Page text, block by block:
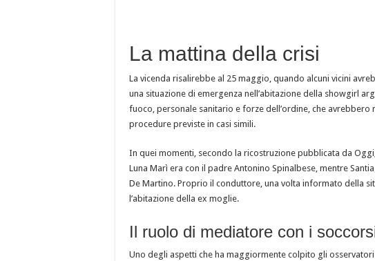
La mattina della crisi
La vicenda risalirebbe al 25 maggio, quando alcuni vicini
una situazione di emergenza nell’abitazione della showgirl
fuoco, personale sanitario e forze dell’ordine, che avrebbero
procedure previste in casi simili.
In quei momenti, secondo la ricostruzione pubblicata da
Luna Marì era con il padre Antonino Spinalbese, mentre
De Martino. Proprio il conduttore, una volta informato della
l’abitazione della ex moglie.
Il ruolo di mediatore con i
Uno degli aspetti che ha maggiormente colpito gli